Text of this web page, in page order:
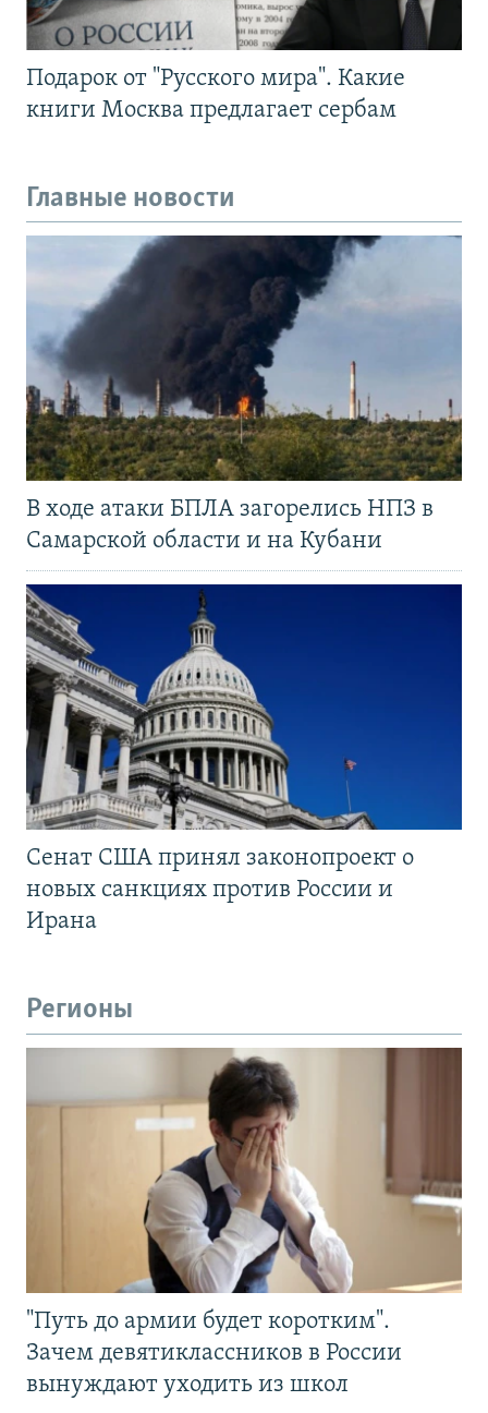
Подарок от "Русского мира". Какие
книги Москва предлагает сербам
Главные новости
В ходе атаки БПЛА загорелись НПЗ в
Самарской области и на Кубани
Сенат США принял законопроект о
новых санкциях против России и
Ирана
Регионы
"Путь до армии будет коротким".
Зачем девятиклассников в России
вынуждают уходить из школ